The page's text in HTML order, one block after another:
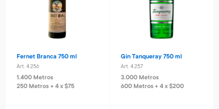
Fernet Branca 750 ml
Art. 4.256
1.400 Metros
250 Metros + 4 x $75
Gin Tanqueray 750 ml
Art. 4.257
3.000 Metros
600 Metros + 4 x $200